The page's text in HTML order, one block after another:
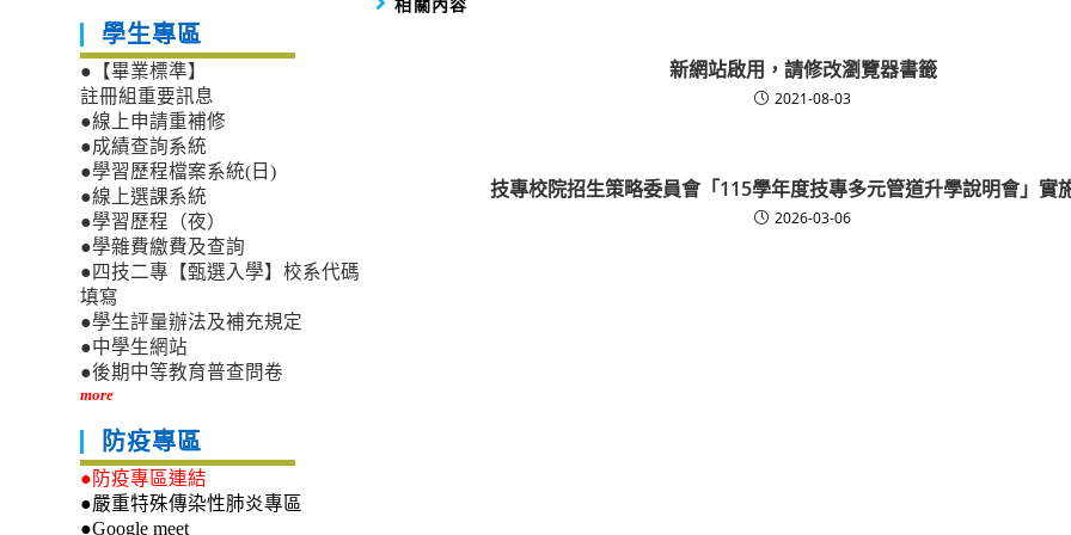
新網站啟用，請修改瀏覽器書籤
2021-08-03
技專校院招生策略委員會「115學年度技專多元管道升學說明會」實
2026-03-06
學生專區
●【畢業標準】
註冊組重要訊息
●線上申請重補修
●成績查詢系統
●學習歷程檔案系統(日)
●線上選課系統
●學習歷程（夜）
●學雜費繳費及查詢
●四技二專【甄選入學】校系代碼
填寫
●學生評量辦法及補充規定
●中學生網站
●後期中等教育普查問卷
more
防疫專區
●防疫專區連結
●嚴重特殊傳染性肺炎專區
●Google meet